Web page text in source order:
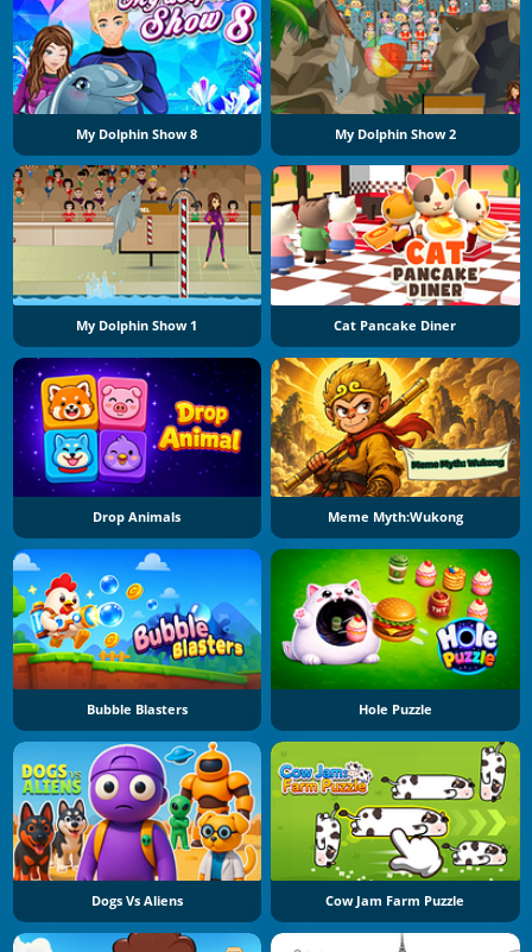
My Dolphin Show 8 My Dolphin Show 2
My Dolphin Show 1 Cat Pancake Diner
Drop Animals Meme Myth:Wukong
Bubble Blasters Hole Puzzle
Dogs Vs Aliens Cow Jam Farm Puzzle